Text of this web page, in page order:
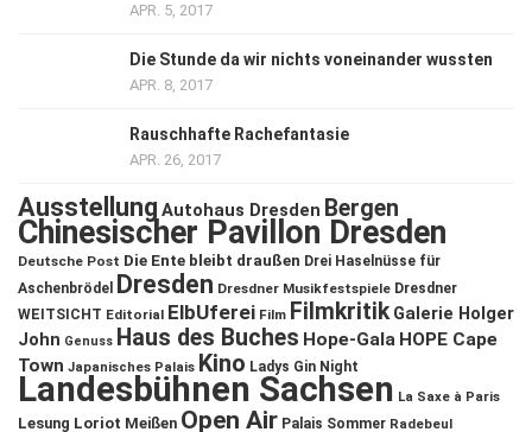
APR. 5, 2017
Die Stunde da wir nichts voneinander wussten
APR. 8, 2017
Rauschhafte Rachefantasie
APR. 26, 2017
Ausstellung Autohaus Dresden Bergen
Chinesischer Pavillon Dresden
Deutsche Post Die Ente bleibt draußen Drei Haselnüsse für
Aschenbrödel
Dresden Dresdner Musikfestspiele Dresdner
WEITSICHT Editorial ElbUferei Film Filmkritik Galerie Holger
John Genuss Haus des Buches Hope-Gala HOPE Cape
Town Japanisches Palais Kino Ladys Gin Night
Landesbühnen Sachsen La Saxe à Paris
Lesung Loriot Meißen Open Air Palais Sommer Radebeul